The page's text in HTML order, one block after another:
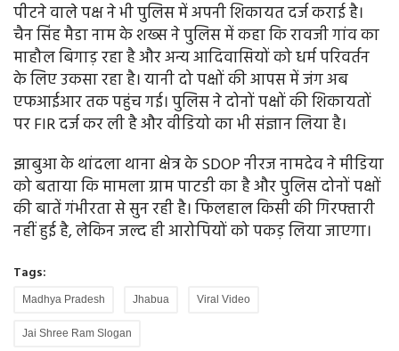
पीटने वाले पक्ष ने भी पुलिस में अपनी शिकायत दर्ज कराई है।
चैन सिंह मैडा नाम के शख्स ने पुलिस में कहा कि रावजी गांव का
माहौल बिगाड़ रहा है और अन्य आदिवासियों को धर्म परिवर्तन
के लिए उकसा रहा है। यानी दो पक्षों की आपस में जंग अब
एफआईआर तक पहुंच गई। पुलिस ने दोनों पक्षों की शिकायतों
पर FIR दर्ज कर ली है और वीडियो का भी संज्ञान लिया है।
झाबुआ के थांदला थाना क्षेत्र के SDOP नीरज नामदेव ने मीडिया
को बताया कि मामला ग्राम पाटडी का है और पुलिस दोनों पक्षों
की बातें गंभीरता से सुन रही है। फिलहाल किसी की गिरफ्तारी
नहीं हुई है, लेकिन जल्द ही आरोपियों को पकड़ लिया जाएगा।
Tags:
Madhya Pradesh Jhabua Viral Video
Jai Shree Ram Slogan